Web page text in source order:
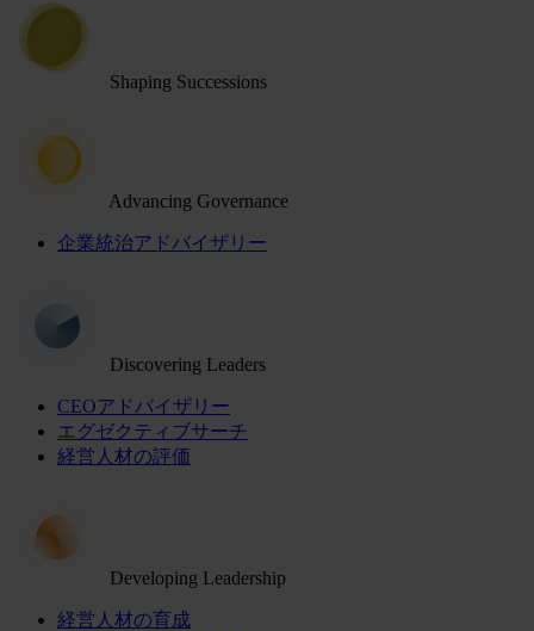
Shaping Successions
Advancing Governance
企業統治アドバイザリー
Discovering Leaders
CEOアドバイザリー
エグゼクティブサーチ
経営人材の評価
Developing Leadership
経営人材の育成